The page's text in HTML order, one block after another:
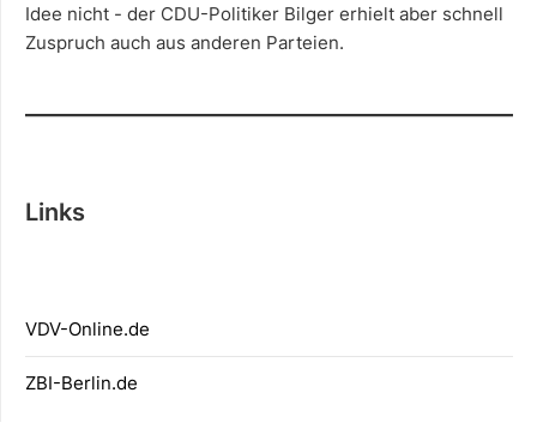
Idee nicht - der CDU-Politiker Bilger erhielt aber schnell
Zuspruch auch aus anderen Parteien.
Links
VDV-Online.de
ZBI-Berlin.de